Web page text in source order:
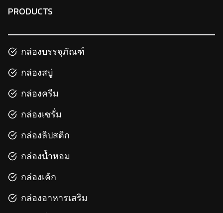
PRODUCTS
กล่องบรรจุภัณฑ์
กล่องสบู่
กล่องครีม
กล่องเซรั่ม
กล่องลิปสติก
กล่องน้ำหอม
กล่องเค้ก
กล่องอาหารเสริม